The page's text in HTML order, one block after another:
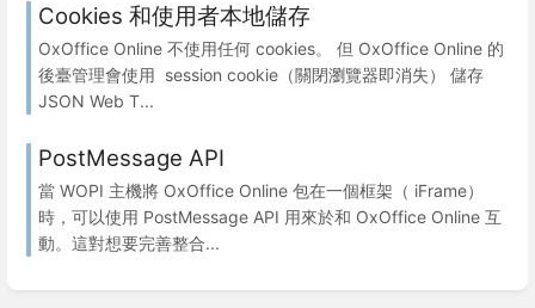
Cookies 和使用者本地儲存
OxOffice Online 不使用任何 cookies。 但 OxOffice Online 的
後臺管理會使用 session cookie（關閉瀏覽器即消失） 儲存
JSON Web T...
PostMessage API
當 WOPI 主機將 OxOffice Online 包在一個框架（ iFrame）
時，可以使用 PostMessage API 用來於和 OxOffice Online 互
動。這對想要完善整合...